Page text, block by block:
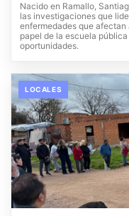
Nacido en Ramallo,
las investigaciones que
enfermedades que
papel de la escuela
oportunidades.
LOCALES